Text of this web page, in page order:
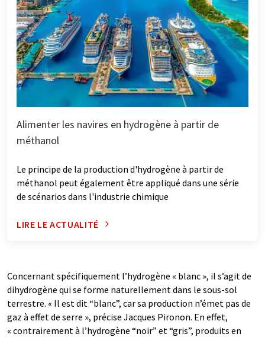
Alimenter les navires en hydrogène à partir de
méthanol
Le principe de la production d'hydrogène à partir de
méthanol peut également être appliqué dans une série
de scénarios dans l'industrie chimique
LIRE LE ACTUALITÉ
Concernant spécifiquement l’hydrogène « blanc », il s’agit de
dihydrogène qui se forme naturellement dans le sous-sol
terrestre. « Il est dit “blanc”, car sa production n’émet pas de
gaz à effet de serre », précise Jacques Pironon. En effet,
« contrairement à l’hydrogène “noir” et “gris”, produits en